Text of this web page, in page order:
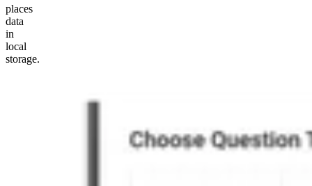
places
data
in
local
storage.